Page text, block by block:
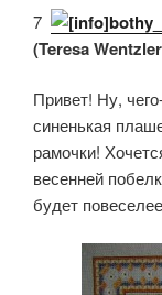
7.
(Teresa
Привет! Ну,
синенькая
рамочки!
весенней
будет